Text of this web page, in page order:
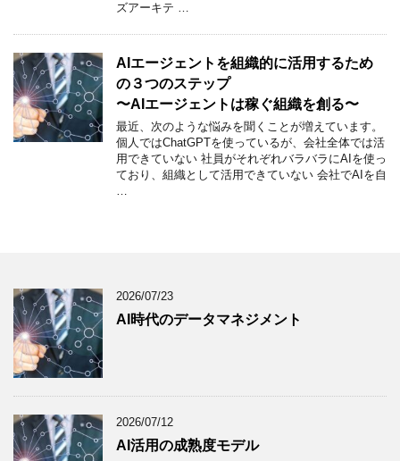
ズアーキテ …
AIエージェントを組織的に活用するため
の３つのステップ
〜AIエージェントは稼ぐ組織を創る〜
最近、次のような悩みを聞くことが増えています。
個人ではChatGPTを使っているが、会社全体では活
用できていない 社員がそれぞれバラバラにAIを使っ
ており、組織として活用できていない 会社でAIを自
…
2026/07/23
AI時代のデータマネジメント
2026/07/12
AI活用の成熟度モデル